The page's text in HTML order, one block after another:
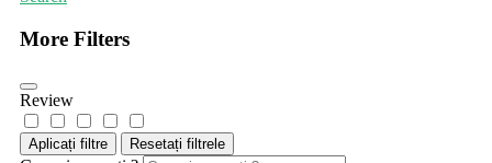
More Filters
Review
Aplicați filtre Resetați filtrele